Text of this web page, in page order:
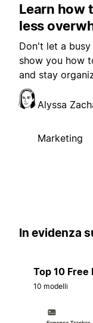
Learn how
less
Don't let a
show you how
and stay
Alyssa
Marketing
In evidenza
Top 10 Free
10 modelli